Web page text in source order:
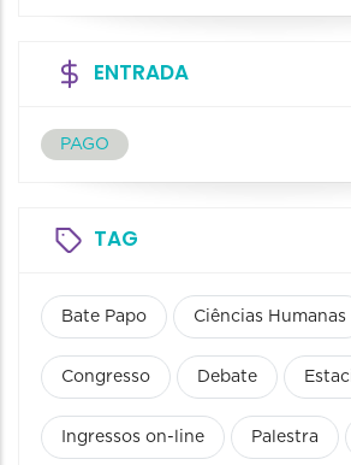
ENTRADA
PAGO
TAG
Bate Papo Ciências Humanas
Congresso Debate
Ingressos on-line Palestra